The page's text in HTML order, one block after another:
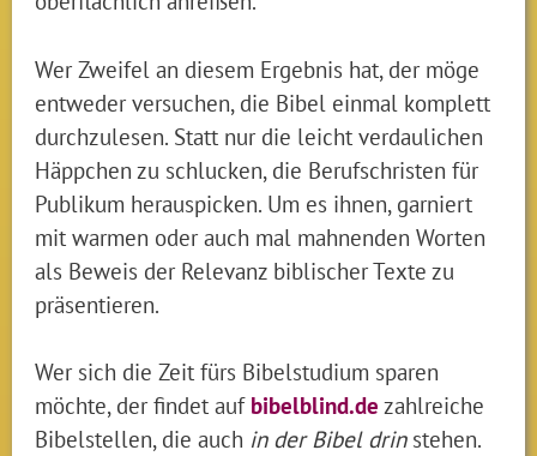
Wer Zweifel an diesem Ergebnis hat, der möge
entweder versuchen, die Bibel einmal komplett
durchzulesen. Statt nur die leicht verdaulichen
Häppchen zu schlucken, die Berufschristen für
Publikum herauspicken. Um es ihnen, garniert
mit warmen oder auch mal mahnenden Worten
als Beweis der Relevanz biblischer Texte zu
präsentieren.
Wer sich die Zeit fürs Bibelstudium sparen
möchte, der findet auf bibelblind.de zahlreiche
Bibelstellen, die auch in der Bibel drinstehen.